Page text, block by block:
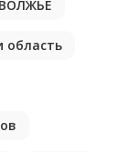
область